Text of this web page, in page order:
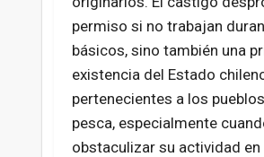
permiso si no trabajan
básicos, sino también una
existencia del Estado
pertenecientes a los
pesca, especialmente
obstaculizar su actividad